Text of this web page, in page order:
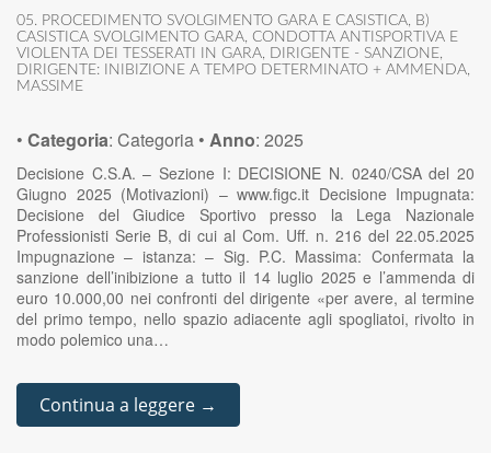
05. PROCEDIMENTO SVOLGIMENTO GARA E CASISTICA, B)
CASISTICA SVOLGIMENTO GARA, CONDOTTA ANTISPORTIVA E
VIOLENTA DEI TESSERATI IN GARA, DIRIGENTE - SANZIONE,
DIRIGENTE: INIBIZIONE A TEMPO DETERMINATO + AMMENDA,
MASSIME
• Categoria: Categoria • Anno: 2025
Decisione C.S.A. – Sezione I: DECISIONE N. 0240/CSA del 20
Giugno 2025 (Motivazioni) – www.figc.it Decisione Impugnata:
Decisione del Giudice Sportivo presso la Lega Nazionale
Professionisti Serie B, di cui al Com. Uff. n. 216 del 22.05.2025
Impugnazione – istanza: – Sig. P.C. Massima: Confermata la
sanzione dell’inibizione a tutto il 14 luglio 2025 e l’ammenda di
euro 10.000,00 nei confronti del dirigente «per avere, al termine
del primo tempo, nello spazio adiacente agli spogliatoi, rivolto in
modo polemico una…
Continua a leggere →